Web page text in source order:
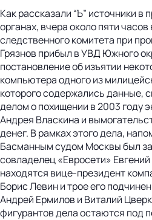
Как рассказали “Ъ” источники в
органах, вчера около пяти
следственного комитета при
Грязнов прибыл в УВД Южного
постановление об изъятии
компьютера одного из
которого содержались данные,
делом о похищении в 2003 году
Андрея Власкина и
денег. В рамках этого дела,
Басманным судом Москвы был
совладелец «Евросети»
находятся вице-президент
Борис Левин и трое его
Андрей Ермилов и Виталий
фигурантов дела остаются под